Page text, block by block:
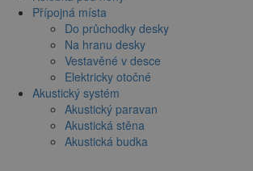
Přípojná místa
Do průchodky desky
Na hranu desky
Vestavěné v desce
Elektricky otočné
Akustický systém
Akustický paravan
Akustická stěna
Akustická budka